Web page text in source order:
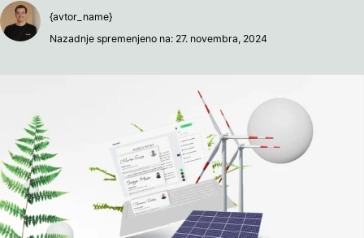
{avtor_name}
Nazadnje spremenjeno na: 27. novembra, 2024